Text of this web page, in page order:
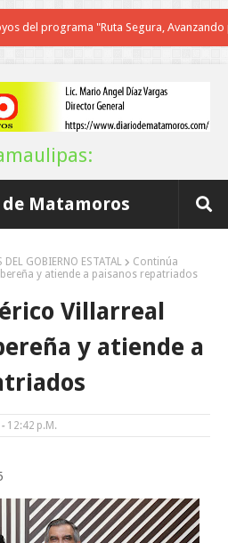
la Guardia Nacional en Tamaulipas;
moderno espacio con sentido humano en
llueve sobre mojado
Estatal de Calidad en Salud para
y ganaderos consolidan proyecto
acerca servicios y atención directa a
de Matamoros
Informe Subnacional de Tamaulipas
de Matamoros
DEL GOBIERNO ESTATAL
Continúa
y atiende a paisanos repatriados
Villarreal
y atiende a
12:42 P.m.